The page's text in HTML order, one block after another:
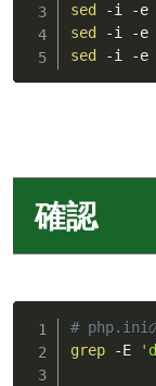
sed
-i -e
sed
-i -e
sed
-i -e
確認
# php.ini
grep -E